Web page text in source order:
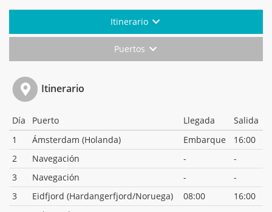
Itinerario
Puertos
Itinerario
Día Puerto Llegada
Salida
1
Ámsterdam (Holanda) Embarque
16:00
2
Navegación -
-
3
Navegación -
-
3
Eidfjord (Hardangerfjord/Noruega) 08:00
16:00